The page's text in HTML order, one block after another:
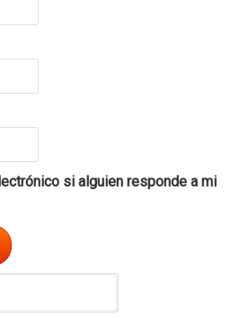
si alguien responde a mi